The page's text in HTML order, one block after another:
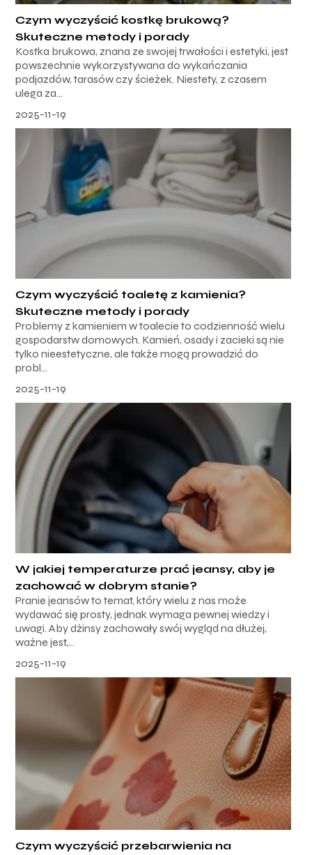
Czym wyczyścić kostkę brukową?
Skuteczne metody i porady
Kostka brukowa, znana ze swojej trwałości i estetyki, jest
powszechnie wykorzystywana do wykańczania
podjazdów, tarasów czy ścieżek. Niestety, z czasem
ulega za...
2025-11-19
Czym wyczyścić toaletę z kamienia?
Skuteczne metody i porady
Problemy z kamieniem w toalecie to codzienność wielu
gospodarstw domowych. Kamień, osady i zacieki są nie
tylko nieestetyczne, ale także mogą prowadzić do
probl...
2025-11-19
W jakiej temperaturze prać jeansy, aby je
zachować w dobrym stanie?
Pranie jeansów to temat, który wielu z nas może
wydawać się prosty, jednak wymaga pewnej wiedzy i
uwagi. Aby dżinsy zachowały swój wygląd na dłużej,
ważne jest,...
2025-11-19
Czym wyczyścić przebarwienia na